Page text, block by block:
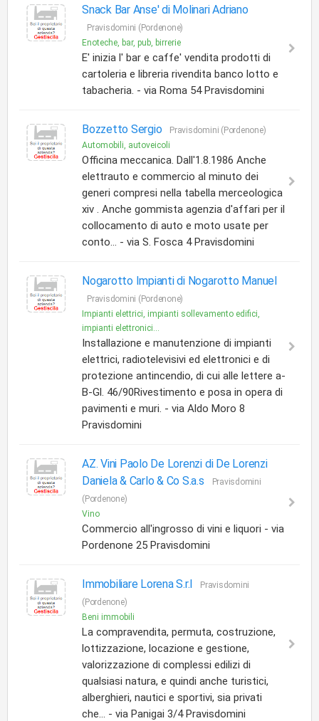
Snack Bar Anse' di Molinari Adriano
Pravisdomini (Pordenone)
Enoteche, bar, pub, birrerie
E' inizia l' bar e caffe' vendita prodotti di
cartoleria e libreria rivendita banco lotto e
tabacheria. - via Roma 54 Pravisdomini
Bozzetto Sergio
Pravisdomini (Pordenone)
Automobili, autoveicoli
Officina meccanica. Dall'1.8.1986 Anche
elettrauto e commercio al minuto dei
generi compresi nella tabella merceologica
xiv . Anche gommista agenzia d'affari per il
collocamento di auto e moto usate per
conto... - via S. Fosca 4 Pravisdomini
Nogarotto Impianti di Nogarotto Manuel
Pravisdomini (Pordenone)
Impianti elettrici, impianti sollevamento edifici,
impianti elettronici...
Installazione e manutenzione di impianti
elettrici, radiotelevisivi ed elettronici e di
protezione antincendio, di cui alle lettere a-
B-Gl. 46/90Rivestimento e posa in opera di
pavimenti e muri. - via Aldo Moro 8
Pravisdomini
AZ. Vini Paolo De Lorenzi di De Lorenzi
Daniela & Carlo & Co S.a.s
Pravisdomini
(Pordenone)
Vino
Commercio all'ingrosso di vini e liquori - via
Pordenone 25 Pravisdomini
Immobiliare Lorena S.r.l
Pravisdomini
(Pordenone)
Beni immobili
La compravendita, permuta, costruzione,
lottizzazione, locazione e gestione,
valorizzazione di complessi edilizi di
qualsiasi natura, e quindi anche turistici,
alberghieri, nautici e sportivi, sia privati
che... - via Panigai 3/4 Pravisdomini